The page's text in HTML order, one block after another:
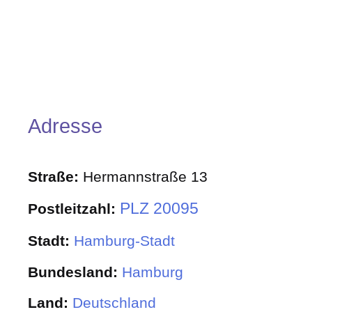
Adresse
Straße: Hermannstraße 13
Postleitzahl: PLZ 20095
Stadt: Hamburg-Stadt
Bundesland: Hamburg
Land: Deutschland